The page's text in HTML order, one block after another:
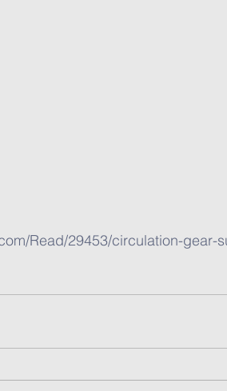
Read/29453/circulation-gear-